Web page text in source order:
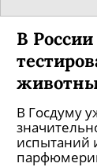
В
В Госдуму
испытаний